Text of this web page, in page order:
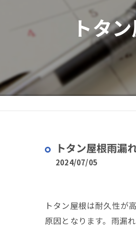
トタ
トタン屋根雨漏
2024/07/05
トタン屋根は耐久性が
原因となります。雨漏